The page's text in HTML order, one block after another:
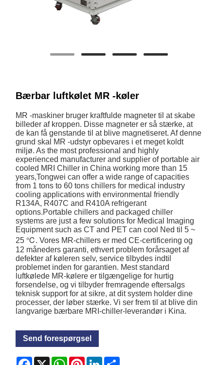
Bærbar luftkølet MR -køler
MR -maskiner bruger kraftfulde magneter til at skabe
billeder af kroppen. Disse magneter er så stærke, at
de kan få genstande til at blive magnetiseret. Af denne
grund skal MR -udstyr opbevares i et meget koldt
miljø. As the most professional and highly
experienced manufacturer and supplier of portable air
cooled MRI Chiller in China working more than 15
years,Tongwei can offer a wide range of capacities
from 1 tons to 60 tons chillers for medical industry
cooling applications with environmental friendly
R134A, R407C and R410A refrigerant
options.Portable chillers and packaged chiller
systems are just a few solutions for Medical Imaging
Equipment such as CT and PET can cool Ned til 5 ~
25 ℃. Vores MR-chillers er med CE-certificering og
12 måneders garanti, ethvert problem forårsaget af
defekter af køleren selv, service tilbydes indtil
problemet inden for garantien. Mest standard
luftkølede MR-kølere er tilgængelige for hurtig
forsendelse, og vi tilbyder fremragende eftersalgs
teknisk support for at sikre, at dit system holder dine
processer, der løber stærke. Vi ser frem til at blive din
langvarige bærbare MRI-chiller-leverandør i Kina.
Send forespørgsel
Facebook
X WhatsApp
PinterestLinkedIn